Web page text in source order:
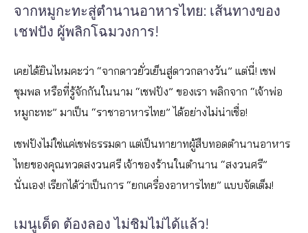
จากหมูกะทะสู่ตำนานอาหารไทย: เส้นทางของ
เชฟปัง ผู้พลิกโฉมวงการ!
เคยได้ยินไหมคะว่า “จากดาวยั่วเย็นสู่ดาวกลางวัน” แต่นี่! เชฟ
ชุมพล หรือที่รู้จักกันในนาม “เชฟปัง” ของเรา พลิกจาก “เจ้าพ่อ
หมูกะทะ” มาเป็น “ราชาอาหารไทย” ได้อย่างไม่น่าเชื่อ!
เชฟปังไม่ใช่แค่เชฟธรรมดา แต่เป็นทายาทผู้สืบทอดตำนานอาหาร
ไทยของคุณทวดสงวนศรี เจ้าของร้านในตำนาน “สงวนศรี”
นั่นเอง! เรียกได้ว่าเป็นการ “ยกเครื่องอาหารไทย” แบบจัดเต็ม!
เมนูเด็ด ต้องลอง ไม่ชิมไม่ได้แล้ว!